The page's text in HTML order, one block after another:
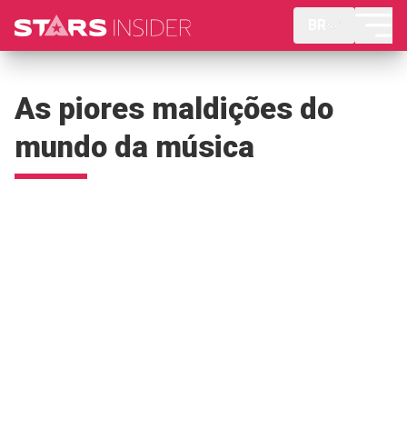
As piores maldições do
mundo da música